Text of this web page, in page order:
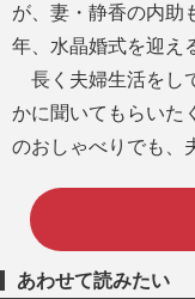
が、妻・静香の内助
年、水晶婚式を迎え
長く夫婦生活をし
かに聞いてもらいた
のおしゃべりでも、
あわせて読みたい